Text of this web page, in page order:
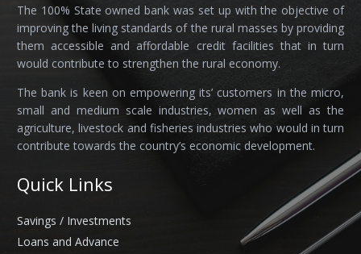
The 100% State owned bank was set up with the objective of
improving the living standards of the rural masses by providing
them accessible and affordable credit facilities that in turn
would contribute to strengthen the rural economy.
The bank is keen on empowering its’ customers in the micro,
small and medium scale industries, women as well as the
agriculture, livestock and fisheries industries who would in turn
contribute towards the country’s economic development.
Quick Links
Savings / Investments
Loans and Advance